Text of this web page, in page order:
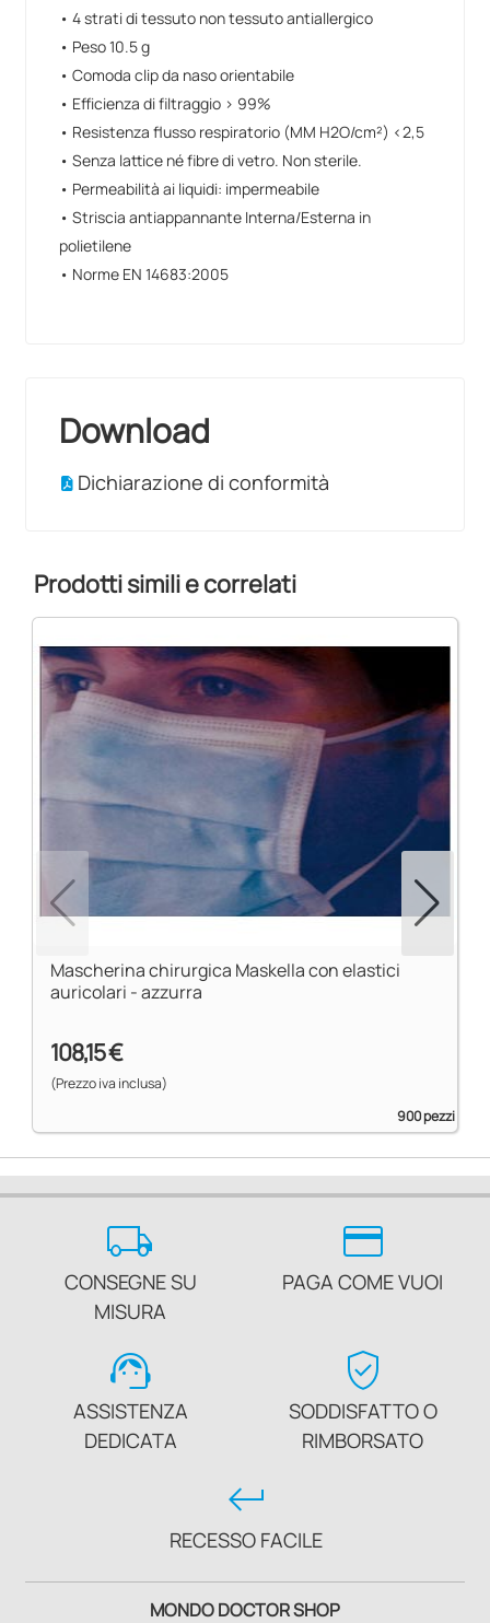
• 4 strati di tessuto non tessuto antiallergico
• Peso 10.5 g
• Comoda clip da naso orientabile
• Efficienza di filtraggio > 99%
• Resistenza flusso respiratorio (MM H2O/cm²) <2,5
• Senza lattice né fibre di vetro. Non sterile.
• Permeabilità ai liquidi: impermeabile
• Striscia antiappannante Interna/Esterna in
polietilene
• Norme EN 14683:2005
Download
Dichiarazione di conformità
Prodotti simili e correlati
Mascherina chirurgica Maskella con elastici
auricolari - azzurra
108,15 €
(Prezzo iva inclusa)
900 pezzi
local_shipping
CONSEGNE SU
MISURA
credit_card
PAGA COME VUOI
support_agent
ASSISTENZA
DEDICATA
verified_user
SODDISFATTO O
RIMBORSATO
keyboard_return
RECESSO FACILE
MONDO DOCTOR SHOP